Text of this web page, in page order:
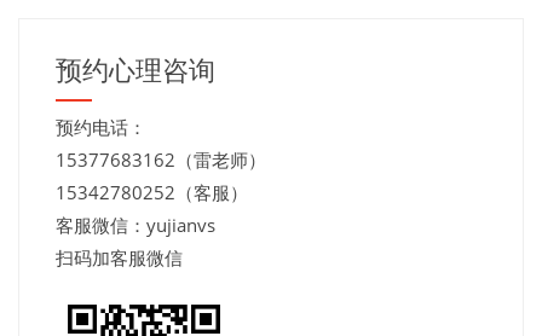
预约心理咨询
预约电话：
15377683162（雷老师）
15342780252（客服）
客服微信：yujianvs
扫码加客服微信